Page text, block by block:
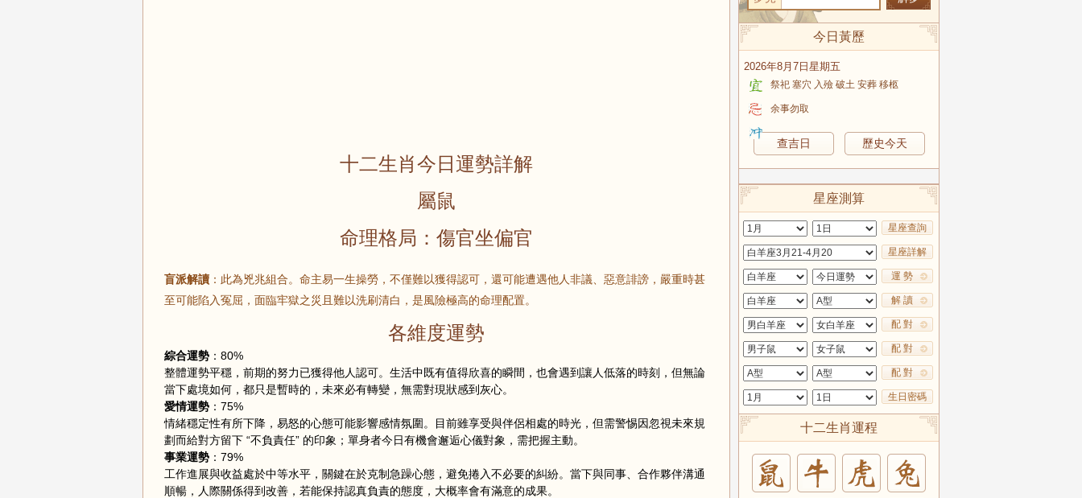
十二生肖今日運勢詳解
屬鼠
命理格局：傷官坐偏官
盲派解讀 ：此為兇兆組合。命主易一生操勞，不僅難以獲得認可，還可能遭遇他人非議、惡意誹謗，嚴重時甚
至可能陷入冤屈，面臨牢獄之災且難以洗刷清白，是風險極高的命理配置。
各維度運勢
綜合運勢 ：80%
整體運勢平穩，前期的努力已獲得他人認可。生活中既有值得欣喜的瞬間，也會遇到讓人低落的時刻，但無論
當下處境如何，都只是暫時的，未來必有轉變，無需對現狀感到灰心。
愛情運勢 ：75%
情緒穩定性有所下降，易怒的心態可能影響感情氛圍。目前雖享受與伴侶相處的時光，但需警惕因忽視未來規
劃而給對方留下 “不負責任” 的印象；單身者今日有機會邂逅心儀對象，需把握主動。
事業運勢 ：79%
工作進展與收益處於中等水平，關鍵在於克制急躁心態，避免捲入不必要的糾紛。當下與同事、合作夥伴溝通
順暢，人際關係得到改善，若能保持認真負責的態度，大概率會有滿意的成果。
今日黃歷
2026年8月7日星期五
祭祀 塞穴 入殮 破土 安葬 移柩
余事勿取
查吉日 歷史今天
星座測算
星座查詢
星座詳解
運 勢
解 讀
配 對
配 對
配 對
生日密碼
十二生肖運程